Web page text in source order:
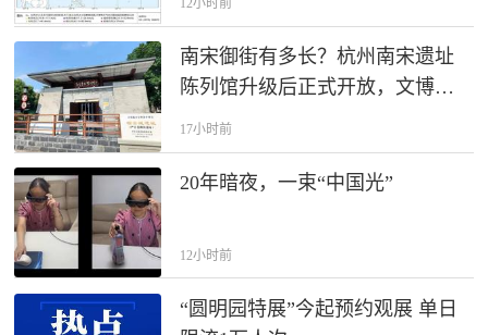
12小时前
南宋御街有多长？杭州南宋遗址
陈列馆升级后正式开放，文博推
荐官探秘“十里天街”
17小时前
20年暗夜，一束“中国光”
12小时前
“圆明园特展”今起预约观展 单日